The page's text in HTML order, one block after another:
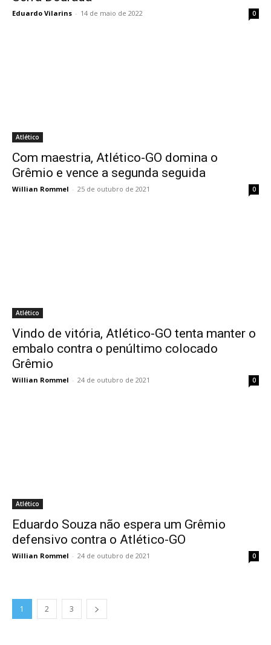
Eduardo Vilarins - 14 de maio de 2022 0
Atlético
Com maestria, Atlético-GO domina o
Grêmio e vence a segunda seguida
Willian Rommel - 25 de outubro de 2021 0
Atlético
Vindo de vitória, Atlético-GO tenta manter o
embalo contra o penúltimo colocado
Grêmio
Willian Rommel - 24 de outubro de 2021 0
Atlético
Eduardo Souza não espera um Grêmio
defensivo contra o Atlético-GO
Willian Rommel - 24 de outubro de 2021 0
1 2 3